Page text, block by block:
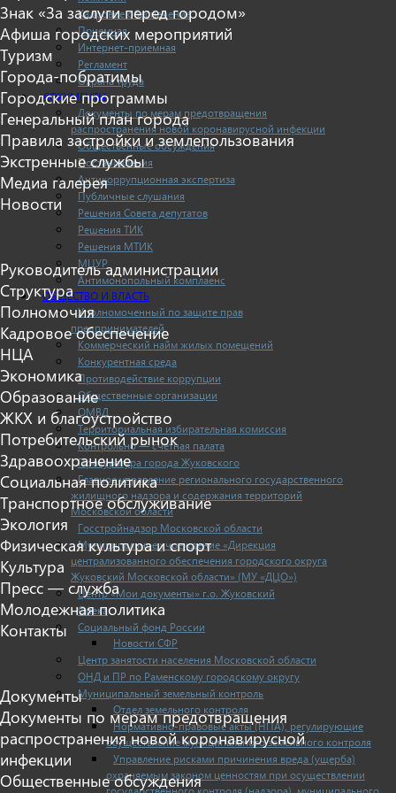
Кадровое обеспечение
Приемная
Интернет-приемная
Регламент
Охрана труда
ДОКУМЕНТЫ
Документы по мерам предотвращения
распространения новой коронавирусной инфекции
Общественные обсуждения
Постановления
Антикоррупционная экспертиза
Публичные слушания
Решения Совета депутатов
Решения ТИК
Решения МТИК
МЦУР
Антимонопольный комплаенс
ОБЩЕСТВО И ВЛАСТЬ
Уполномоченный по защите прав
предпринимателей
Коммерческий найм жилых помещений
Конкурентная среда
Противодействие коррупции
Общественные организации
ОМВД
Территориальная избирательная комиссия
Контрольно — счетная палата
Прокуратура города Жуковского
Главное управление регионального государственного
жилищного надзора и содержания территорий
Московской области
Госстройнадзор Московской области
Муниципальное учреждение «Дирекция
централизованного обеспечения городского округа
Жуковский Московской области» (МУ «ДЦО»)
Центр «Мои документы» г.о. Жуковский
Опека
Социальный фонд России
Новости СФР
Центр занятости населения Московской области
ОНД и ПР по Раменскому городскому округу
Муниципальный земельный контроль
Отдел земельного контроля
Нормативно-правовые акты (НПА), регулирующие
осуществление муниципального земельного контроля
Управление рисками причинения вреда (ущерба)
охраняемым законом ценностям при осуществлении
государственного контроля (надзора), муниципального
Знак «За заслуги перед городом»
Афиша городских мероприятий
Туризм
Города-побратимы
Городские программы
Генеральный план города
Правила застройки и землепользования
Экстренные службы
Медиа галерея
Новости
Руководитель администрации
Структура
Полномочия
Кадровое обеспечение
НЦА
Экономика
Образование
ЖКХ и благоустройство
Потребительский рынок
Здравоохранение
Социальная политика
Транспортное обслуживание
Экология
Физическая культура и спорт
Культура
Пресс — служба
Молодежная политика
Контакты
Документы
Документы по мерам предотвращения
распространения новой коронавирусной
инфекции
Общественные обсуждения